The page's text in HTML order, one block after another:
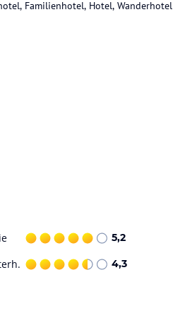
Familienhotel, Hotel, Wanderhotel
5,2
4,3